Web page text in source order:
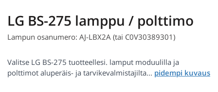
LG BS-275 lamppu / polttimo
Lampun osanumero: AJ-LBX2A (tai C0V30389301)
Valitse LG BS-275 tuotteellesi. lamput moduulilla ja
polttimot aluperäis- ja tarvikevalmistajilta...